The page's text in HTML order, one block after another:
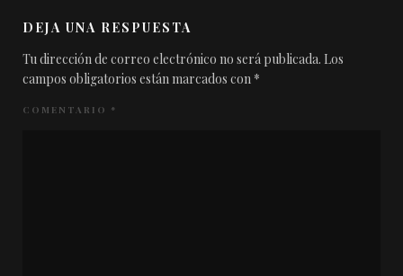
DEJA UNA RESPUESTA
Tu dirección de correo electrónico no será publicada. Los
campos obligatorios están marcados con *
COMENTARIO *